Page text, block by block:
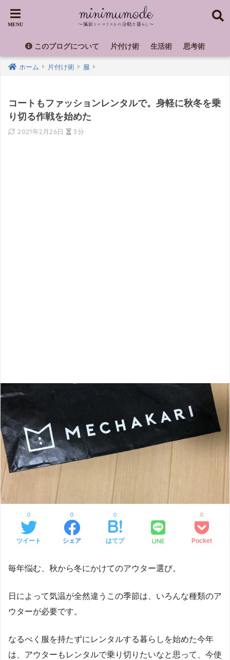
このブログについて 片付け術 生活術 思考術
ホーム 片付け術 服
コートもファッションレンタルで。身軽に秋冬を乗
り切る作戦を始めた
2021年2月26日 3分
ツイート
0
シェア
0
はてブ
0
LINE Pocket
0
毎年悩む、秋から冬にかけてのアウター選び。
日によって気温が全然違うこの季節は、いろんな種類のア
ウターが必要です。
なるべく服を持たずにレンタルする暮らしを始めた今年
は、アウターもレンタルで乗り切りたいなと思って、今使